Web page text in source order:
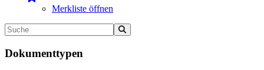
Merkliste öffnen
Dokumenttypen